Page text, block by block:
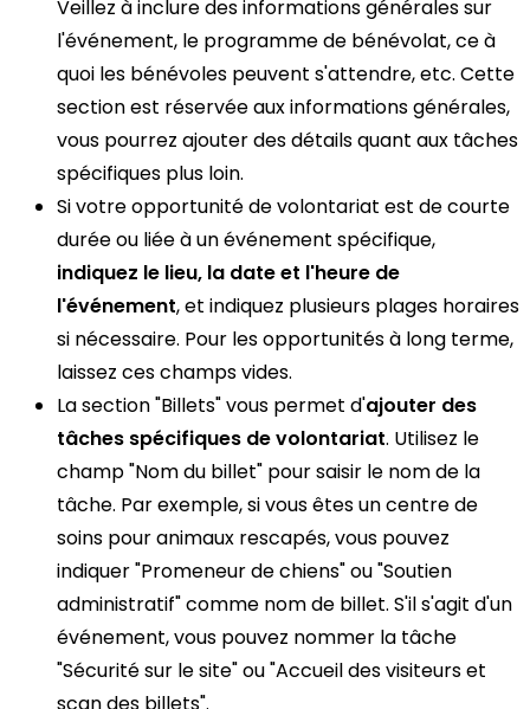
Veillez à inclure des informations générales sur
l'événement, le programme de bénévolat, ce à
quoi les bénévoles peuvent s'attendre, etc. Cette
section est réservée aux informations générales,
vous pourrez ajouter des détails quant aux tâches
spécifiques plus loin.
Si votre opportunité de volontariat est de courte
durée ou liée à un événement spécifique,
indiquez le lieu, la date et l'heure de
l'événement, et indiquez plusieurs plages horaires
si nécessaire. Pour les opportunités à long terme,
laissez ces champs vides.
La section "Billets" vous permet d'ajouter des
tâches spécifiques de volontariat. Utilisez le
champ "Nom du billet" pour saisir le nom de la
tâche. Par exemple, si vous êtes un centre de
soins pour animaux rescapés, vous pouvez
indiquer "Promeneur de chiens" ou "Soutien
administratif" comme nom de billet. S'il s'agit d'un
événement, vous pouvez nommer la tâche
"Sécurité sur le site" ou "Accueil des visiteurs et
scan des billets".